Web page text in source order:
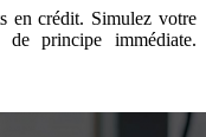
en crédit. Simulez votre
principe immédiate.